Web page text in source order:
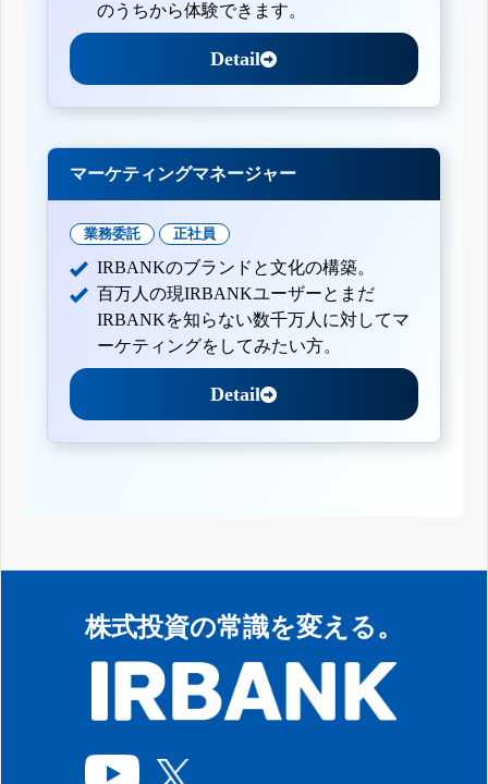
のうちから体験できます。
Detail
マーケティングマネージャー
業務委託 正社員
IRBANKのブランドと文化の構築。
百万人の現IRBANKユーザーとまだ
IRBANKを知らない数千万人に対してマ
ーケティングをしてみたい方。
Detail
株式投資の常識を変える。